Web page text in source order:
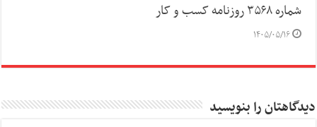
شماره ۳۵۶۸ روزنامه کسب و کار
۱۴۰۵/۰۵/۱۶
دیدگاهتان را بنویسید